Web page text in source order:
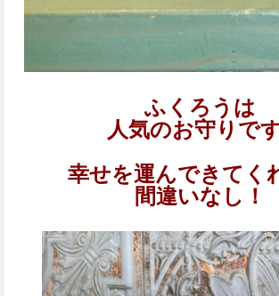
ふくろうは
人気のお守りで
幸せを運んできてく
間違いなし！